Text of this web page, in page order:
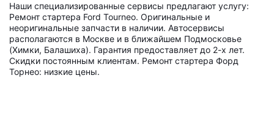
Наши специализированные сервисы предлагают услугу:
Ремонт стартера Ford Tourneo. Оригинальные и
неоригинальные запчасти в наличии. Автосервисы
располагаются в Москве и в ближайшем Подмосковье
(Химки, Балашиха). Гарантия предоставляет до 2-х лет.
Скидки постоянным клиентам. Ремонт стартера Форд
Торнео: низкие цены.